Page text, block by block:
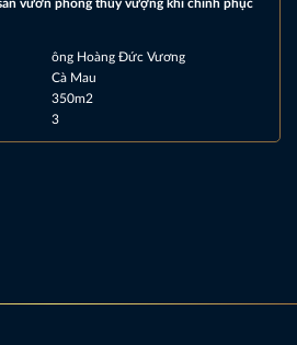
vườn phong thủy vượng khí chinh phục
ông Hoàng Đức Vương
Cà Mau
350m2
3